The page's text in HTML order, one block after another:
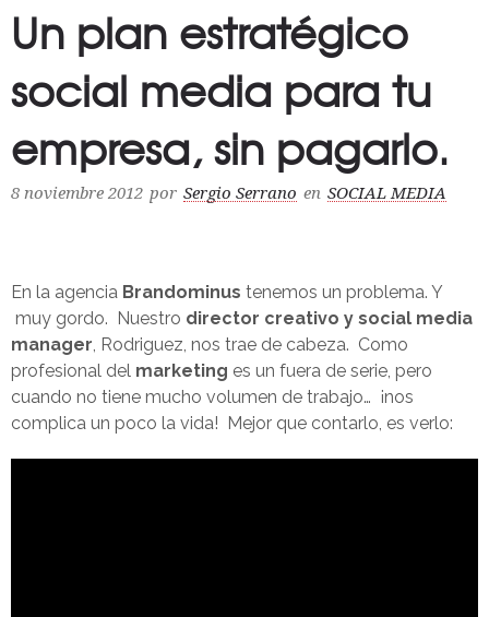
Un plan estratégico
social media para tu
empresa, sin pagarlo.
8 noviembre 2012 por Sergio Serrano en SOCIAL MEDIA
En la agencia Brandominus tenemos un problema. Y
muy gordo. Nuestro director creativo y social media
manager, Rodriguez, nos trae de cabeza. Como
profesional del marketing es un fuera de serie, pero
cuando no tiene mucho volumen de trabajo… ¡nos
complica un poco la vida! Mejor que contarlo, es verlo: